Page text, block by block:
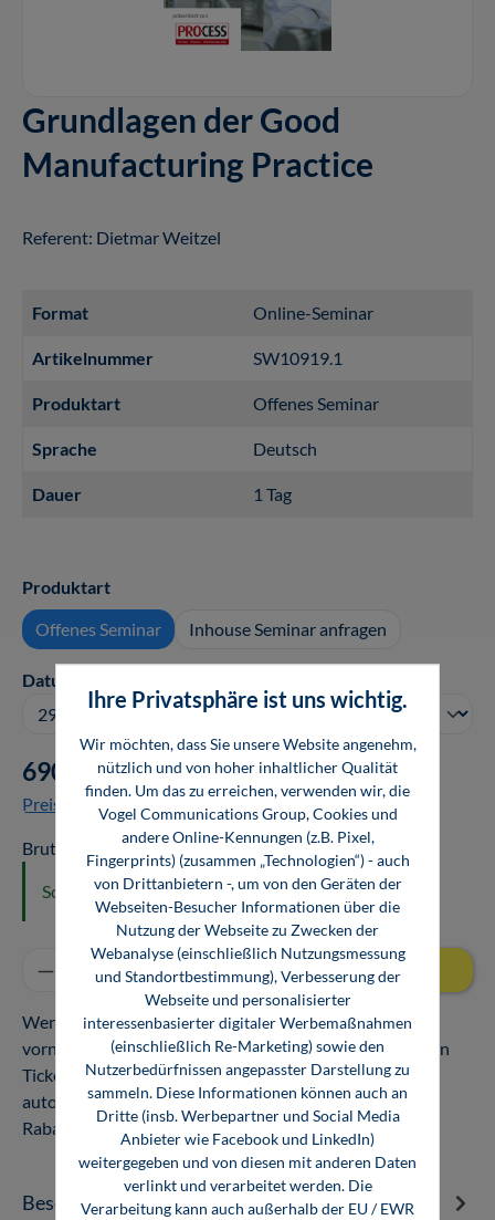
Grundlagen der Good
Manufacturing Practice
Referent: Dietmar Weitzel
Format Online-Seminar
Artikelnummer SW10919.1
Produktart Offenes Seminar
Sprache Deutsch
Dauer 1 Tag
Produktartauswählen
Offenes Seminar Inhouse Seminar anfragen
Datum
690,00 €*
Preise exkl. MwSt. zzgl. Versandkosten
Bruttopreis: 821,10 €
Sofort verfügbar
Produkt Anzahl: Gib den gewünschten
In den Warenkorb
Wenn Sie gleichzeitig zwei oder mehrere Anmeldungen
vornehmen, erhalten Sie auf das zweite und alle weiteren
Tickets einen Rabatt. Der Preis pro Teilnehmer wird
automatisch reduziert. Keine Kombination mit anderen
Rabattaktionen möglich.
Beschreibung
Ihre Privatsphäre ist uns wichtig.
Wir möchten, dass Sie unsere Website angenehm,
nützlich und von hoher inhaltlicher Qualität
finden. Um das zu erreichen, verwenden wir, die
Vogel Communications Group, Cookies und
andere Online-Kennungen (z.B. Pixel,
Fingerprints) (zusammen „Technologien“) - auch
von Drittanbietern -, um von den Geräten der
Webseiten-Besucher Informationen über die
Nutzung der Webseite zu Zwecken der
Webanalyse (einschließlich Nutzungsmessung
und Standortbestimmung), Verbesserung der
Webseite und personalisierter
interessenbasierter digitaler Werbemaßnahmen
(einschließlich Re-Marketing) sowie den
Nutzerbedürfnissen angepasster Darstellung zu
sammeln. Diese Informationen können auch an
Dritte (insb. Werbepartner und Social Media
Anbieter wie Facebook und LinkedIn)
weitergegeben und von diesen mit anderen Daten
verlinkt und verarbeitet werden. Die
Verarbeitung kann auch außerhalb der EU / EWR